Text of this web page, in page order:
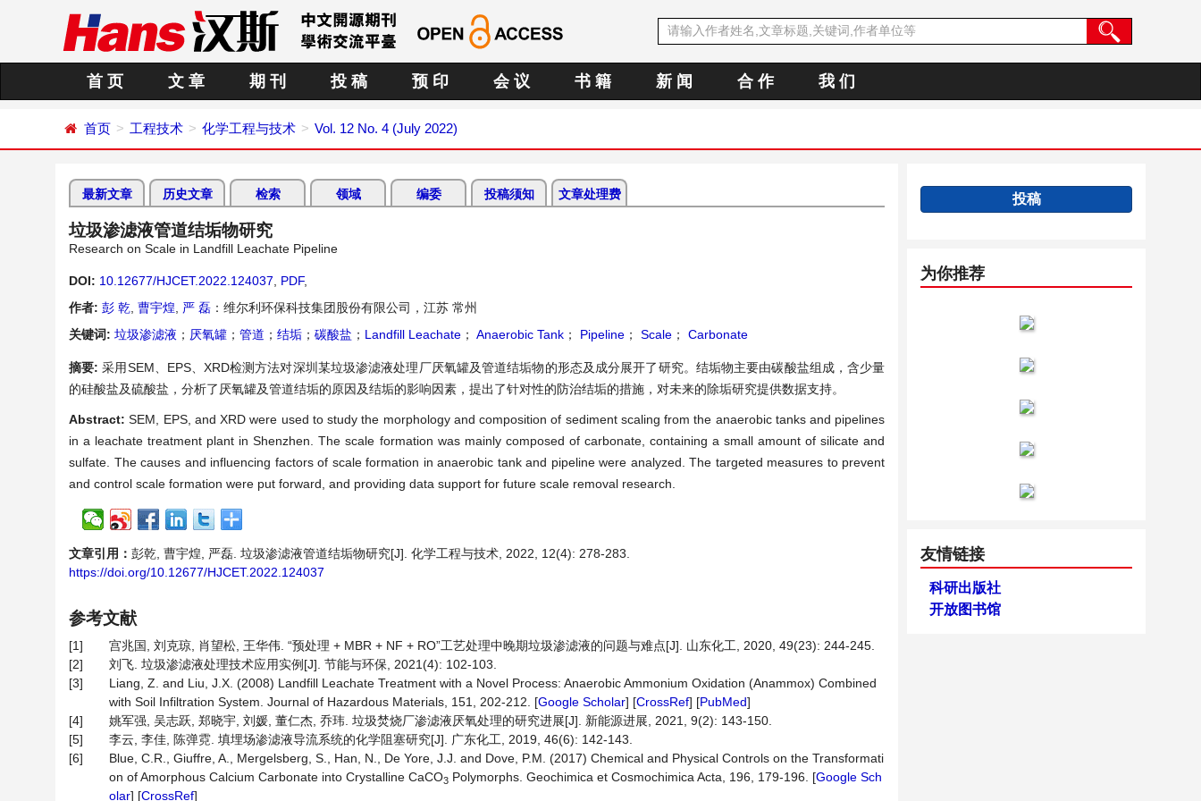
首 页 文 章 期 刊 投 稿 预 印 会 议 书 籍 新 闻 合 作 我 们
首页 工程技术 化学工程与技术 Vol. 12 No. 4 (July 2022)
最新文章 历史文章 检索 领域 编委 投稿须知 文章处理费
垃圾渗滤液管道结垢物研究
Research on Scale in Landfill Leachate Pipeline
DOI: 10.12677/HJCET.2022.124037 PDF,
作者: 彭 乾 曹宇煌 严 磊 ：维尔利环保科技集团股份有限公司，江苏 常州
关键词: 垃圾渗滤液 ； 厌氧罐 ； 管道 ； 结垢 ； 碳酸盐 ； Landfill Leachate ； Anaerobic Tank ； Pipeline ； Scale ； Carbonate
摘要:采用SEM、EPS、XRD检测方法对深圳某垃圾渗滤液处理厂厌氧罐及管道结垢物的形态及成分展开了研究。结垢物主要由碳酸盐组成，含少量
的硅酸盐及硫酸盐，分析了厌氧罐及管道结垢的原因及结垢的影响因素，提出了针对性的防治结垢的措施，对未来的除垢研究提供数据支持。
Abstract:SEM, EPS, and XRD were used to study the morphology and composition of sediment scaling from the anaerobic tanks and pipelines
in a leachate treatment plant in Shenzhen. The scale formation was mainly composed of carbonate, containing a small amount of silicate and
sulfate. The causes and influencing factors of scale formation in anaerobic tank and pipeline were analyzed. The targeted measures to prevent
and control scale formation were put forward, and providing data support for future scale removal research.
文章引用： 彭乾, 曹宇煌, 严磊. 垃圾渗滤液管道结垢物研究[J]. 化学工程与技术, 2022, 12(4): 278-283.
https://doi.org/10.12677/HJCET.2022.124037
参考文献
[1]
宫兆国, 刘克琼, 肖望松, 王华伟. “预处理 + MBR + NF + RO”工艺处理中晚期垃圾渗滤液的问题与难点[J]. 山东化工, 2020, 49(23): 244-245.
[2]
刘飞. 垃圾渗滤液处理技术应用实例[J]. 节能与环保, 2021(4): 102-103.
[3]
Liang, Z. and Liu, J.X. (2008) Landfill Leachate Treatment with a Novel Process: Anaerobic Ammonium Oxidation (Anammox) Combined
with Soil Infiltration System. Journal of Hazardous Materials, 151, 202-212. [Google Scholar] [CrossRef] [PubMed]
[4]
姚军强, 吴志跃, 郑晓宇, 刘媛, 董仁杰, 乔玮. 垃圾焚烧厂渗滤液厌氧处理的研究进展[J]. 新能源进展, 2021, 9(2): 143-150.
[5]
李云, 李佳, 陈弹霓. 填埋场渗滤液导流系统的化学阻塞研究[J]. 广东化工, 2019, 46(6): 142-143.
[6]
Blue, C.R., Giuffre, A., Mergelsberg, S., Han, N., De Yore, J.J. and Dove, P.M. (2017) Chemical and Physical Controls on the Transformati
on of Amorphous Calcium Carbonate into Crystalline CaCO3 Polymorphs. Geochimica et Cosmochimica Acta, 196, 179-196. [Google Sch
olar] [CrossRef]
投稿
为你推荐
友情链接
科研出版社
开放图书馆